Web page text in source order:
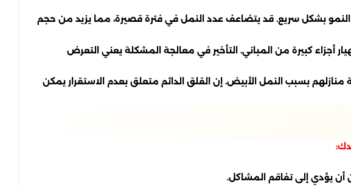
النمو بشكل سريع. قد يتضاعف عدد النمل في فترة قصيرة، مما يزيد من حجم
أجزاء كبيرة من المباني. التأخير في معالجة المشكلة يعني التعرض
بسبب النمل الأبيض. إن القلق الدائم متعلق بعدم الاستقرار يمكن